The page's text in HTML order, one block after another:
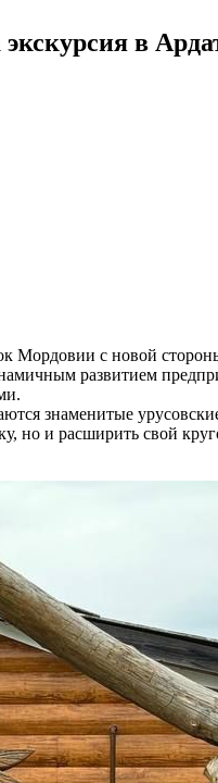
в
Мордовии с новой
развитием
знаменитые
но и расширить свой